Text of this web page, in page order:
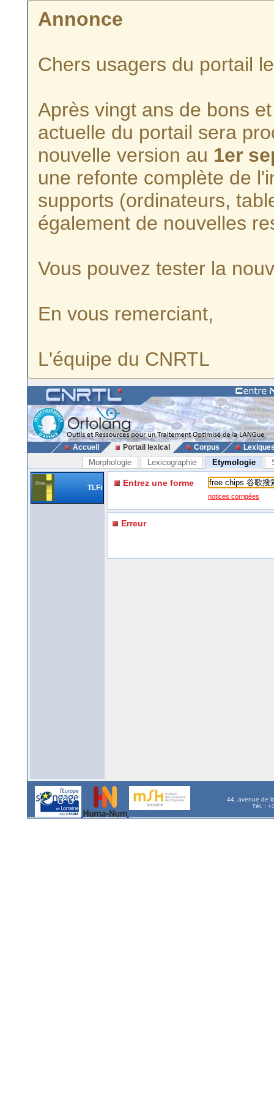
Annonce
Chers usagers du portail
Après vingt ans de bons
actuelle du portail sera
nouvelle version au 1er
une refonte complète de
supports (ordinateurs,
également de nouvelles
Vous pouvez tester la
En vous remerciant,
L'équipe du CNRTL
Accueil Portail lexical Corpus
Morphologie Lexicographie Etymologie
TLFi Entrez une forme
notices corrigées
Erreur
44, avenue de
Tél. :